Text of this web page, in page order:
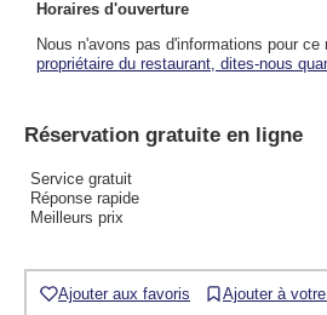
Horaires d'ouverture
Nous n'avons pas d'informations pour ce
propriétaire du restaurant, dites-nous
Réservation gratuite en ligne
Service gratuit
Réponse rapide
Meilleurs prix
Ajouter aux favoris Ajouter à